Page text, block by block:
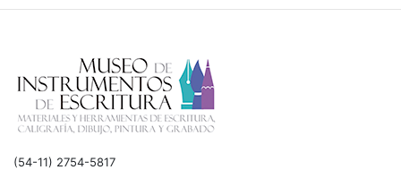
(54-11) 2754-5817